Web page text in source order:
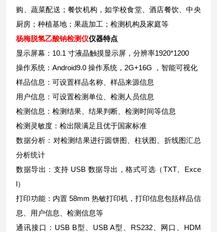
购、蔬菜配送；餐饮机构，如学校食堂、酒店餐饮、中央
厨房；种植基地；果蔬加工；检测机构及家庭等
杨梅脱氢乙酸钠检测仪仪器特点
显示屏幕：10.1 寸液晶触摸显示屏，分辨率1920*1200
操作系统：Android9.0 操作系统，2G+16G ，智能可视化
样品信息：可设置样品名称、样品来源信息
用户信息：可设置检测单位、检测人员信息
检测信息：检测结果、结果判断、检测时间等信息
检测灵敏度：检出限满足且优于国家标准
数据分析：对检测结果进行圆饼图、柱状图、折线图汇总
分析统计
数据导出：支持 USB 数据导出，格式可选（TXT、Exce
l）
打印功能：内置 58mm 热敏打印机，打印信息包括样品信
息、用户信息、检测信息等
通讯接口：USB B型、USB A型、RS232、网口、HDM